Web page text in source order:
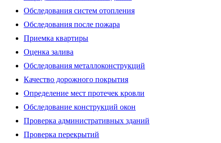
Обследования систем отопления
Обследования после пожара
Приемка квартиры
Оценка залива
Обследования металлоконструкций
Качество дорожного покрытия
Определение мест протечек кровли
Обследование конструкций окон
Проверка административных зданий
Проверка перекрытий